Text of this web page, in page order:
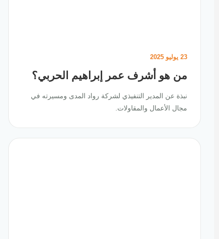
23 يوليو 2025
من هو أشرف عمر إبراهيم الحربي؟
نبذة عن المدير التنفيذي لشركة رواد المدى ومسيرته في
مجال الأعمال والمقاولات.